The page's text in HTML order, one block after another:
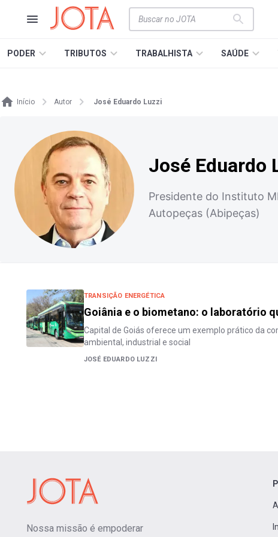
PODER TRIBUTOS TRABALHISTA SAÚDE
Início Autor José Eduardo Luzzi
José Eduardo
Presidente do Instituto
Autopeças (Abipeças)
TRANSIÇÃO ENERGÉTICA
Goiânia e o biometano: o laboratório
Capital de Goiás oferece um exemplo prático da
ambiental, industrial e social
JOSÉ EDUARDO LUZZI
Nossa missão é empoderar